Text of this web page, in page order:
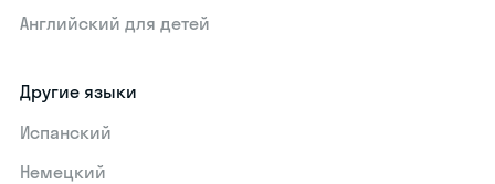
Английский для детей
Другие языки
Испанский
Немецкий